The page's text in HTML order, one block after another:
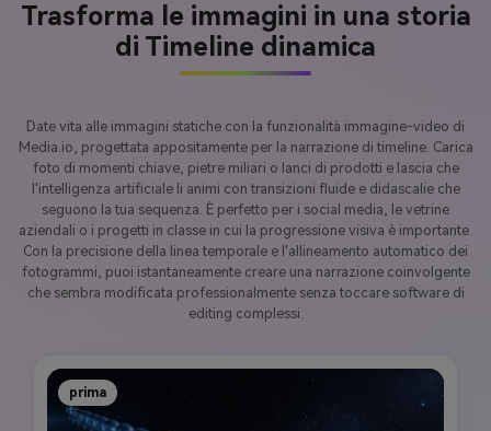
Trasforma le immagini in una storia
di Timeline dinamica
Date vita alle immagini statiche con la funzionalità immagine-video di
Media.io, progettata appositamente per la narrazione di timeline. Carica
foto di momenti chiave, pietre miliari o lanci di prodotti e lascia che
l'intelligenza artificiale li animi con transizioni fluide e didascalie che
seguono la tua sequenza. È perfetto per i social media, le vetrine
aziendali o i progetti in classe in cui la progressione visiva è importante.
Con la precisione della linea temporale e l'allineamento automatico dei
fotogrammi, puoi istantaneamente creare una narrazione coinvolgente
che sembra modificata professionalmente senza toccare software di
editing complessi.
prima